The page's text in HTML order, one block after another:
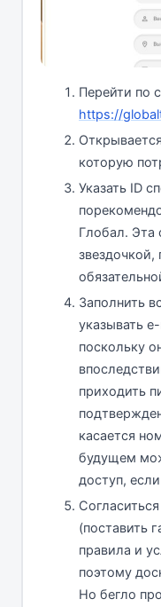
Перейти по
https://
которую
Указать ID
Глобал. Эта
звездочкой,
Заполнить
указывать
поскольку
приходить
касается
будущем
доступ,
(поставить
правила и
поэтому
Но бегло